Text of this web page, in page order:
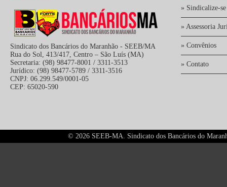
Sindicato dos Bancários do Maranhão - SEEB/MA
Rua do Sol, 413/417, Centro – São Luís (MA)
Secretaria: (98) 98477-8001 / 3311-3513
Jurídico: (98) 98477-5789 / 3311-3516
CNPJ: 06.299.549/0001-05
CEP: 65020-590
» Sindicalize-se
» Assessoria
» Convênios
» Contato
© 2026 SEEB-MA. Sindicato dos Bancários do